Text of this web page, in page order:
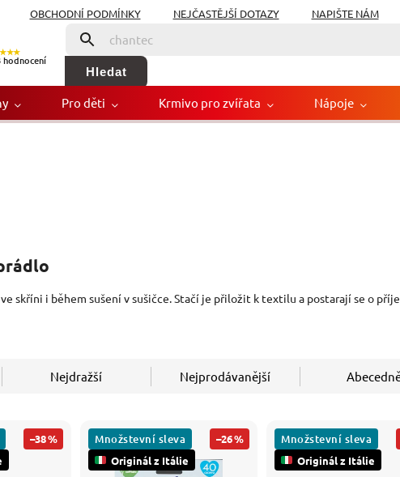
OBCHODNÍ PODMÍNKY NEJČASTĚJŠÍ DOTAZY NAPIŠTE NÁM
hodnocení
Hledat
Pro děti Krmivo pro zvířata Nápoje
skříni i během sušení v sušičce. Stačí je přiložit k textilu a postarají se o
Nejdražší Nejprodávanější
–38 %
Originál z Itálie
Množstevní sleva –26 %
Originál z Itálie
Množstevní sleva